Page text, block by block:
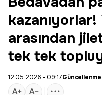
kazanıyorlar!
arasından
tek tek
12.05.2026 - 09:17